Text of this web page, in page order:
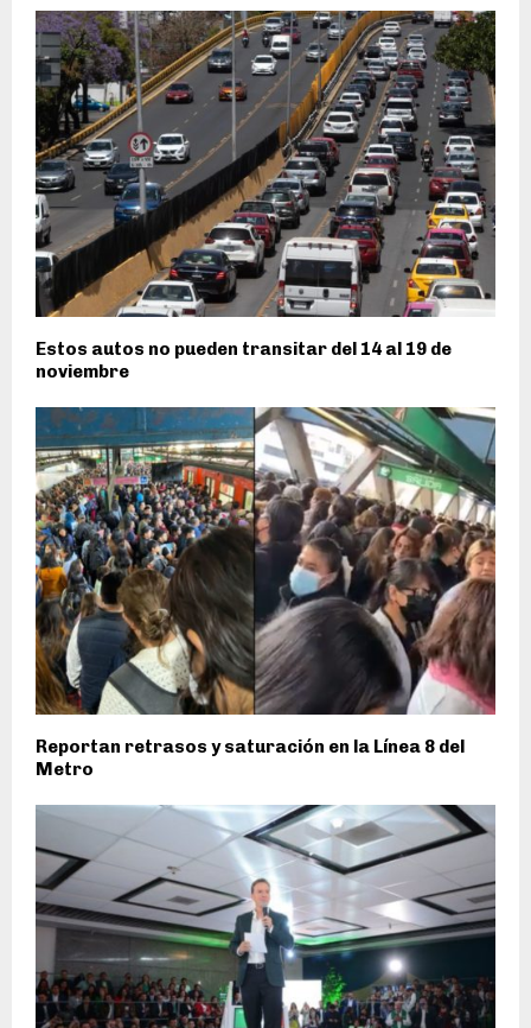
Estos autos no pueden transitar del 14 al 19 de
noviembre
Reportan retrasos y saturación en la Línea 8 del
Metro